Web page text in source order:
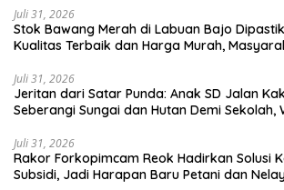
Juli 31, 2026
Stok Bawang Merah di Labuan Bajo
Kualitas Terbaik dan Harga Murah,
Juli 31, 2026
Jeritan dari Satar Punda: Anak SD Jalan
Seberangi Sungai dan Hutan Demi Sekolah,
Juli 31, 2026
Rakor Forkopimcam Reok Hadirkan Solusi
Subsidi, Jadi Harapan Baru Petani dan